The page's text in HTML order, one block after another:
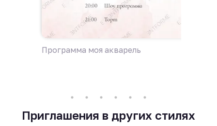
Программа моя акварель
Приглашения в других стилях